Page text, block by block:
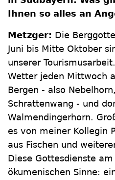
Ihnen so alles an
Metzger: Die
Juni bis Mitte Oktober
unserer
Wetter jeden Mittwoch
Bergen - also
Schrattenwang - und
Walmendingerhorn.
es von meiner Kollegin
aus Fischen und
Diese Gottesdienste
ökumenischen Sinne: